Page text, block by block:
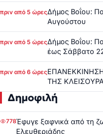
πριν από 5 ώρεςΔήμος Βοΐου:
Αυγούστου
πριν από 5 ώρεςΔήμος Βοΐου:
έως Σάββατο
πριν από 6 ώρες
ΤΗΣ
Δημοφιλή
778Έφυγε ξαφνικά από τη
Ελευθεριάδης